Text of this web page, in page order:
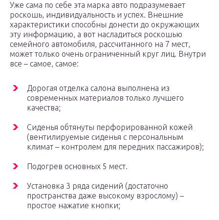
Уже сама по себе эта марка авто подразумевает
роскошь, индивидуальность и успех. Внешние
характеристики способны донести до окружающих
эту информацию, а вот насладиться роскошью
семейного автомобиля, рассчитанного на 7 мест,
может только очень ограниченный круг лиц. Внутри
все – самое, самое:
Дорогая отделка салона выполнена из
современных материалов только лучшего
качества;
Сиденья обтянуты перфорированной кожей
(вентилируемые сиденья с персональным
климат – контролем для передних пассажиров);
Подогрев основных 5 мест.
Установка 3 ряда сидений (достаточно
пространства даже высокому взрослому) –
простое нажатие кнопки;